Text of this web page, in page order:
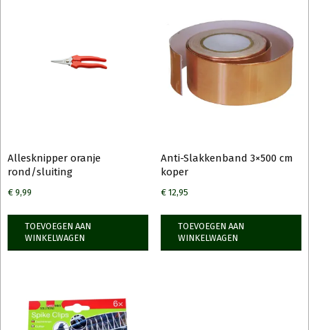
Allesknipper oranje
rond/sluiting
€ 9,99
TOEVOEGEN AAN
WINKELWAGEN
Anti-Slakkenband 3×500 cm
koper
€12,95
TOEVOEGEN AAN
WINKELWAGEN